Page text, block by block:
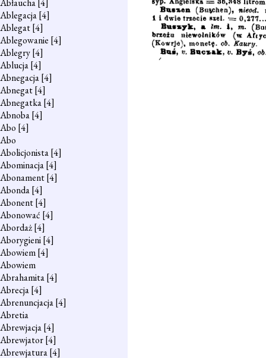
Abłaucha[4]
Ablegacja[4]
Ablegat[4]
Ablegowanie [4]
Ablegry[4]
Ablucja[4]
Abnegacja[4]
Abnegat[4]
Abnegatka[4]
Abnoba[4]
Abo [4]
Abo
Abolicjonista[4]
Abominacja[4]
Abonament[4]
Abonda[4]
Abonent[4]
Abonować [4]
Abordaż[4]
Aborygieni[4]
Abowiem[4]
Abowiem
Abrahamita[4]
Abrecja[4]
Abrenuncjacja[4]
Abretia
Abrewjacja[4]
Abrewjator[4]
Abrewjatura[4]